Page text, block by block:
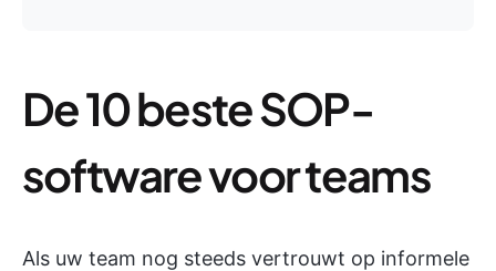
De 10 beste SOP-
software voor teams
Als uw team nog steeds vertrouwt op informele